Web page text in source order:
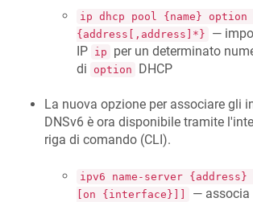
ip dhcp pool {name}
{address[,address]*}
—
IP ip
per un determinato
di
option DHCP
La nuova opzione per associare gli
DNSv6 è ora disponibile tramite
riga di comando (CLI).
ipv6 name-server {address}
[on {interface}]]
— associa